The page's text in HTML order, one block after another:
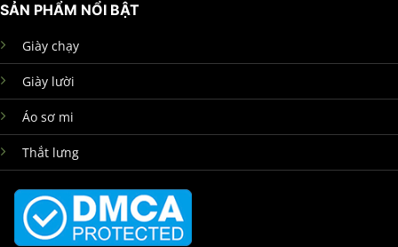
SẢN PHẨM NỔI BẬT
Giày chạy
Giày lười
Áo sơ mi
Thắt lưng